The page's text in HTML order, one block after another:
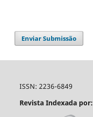
Enviar Submissão
ISSN: 2236-6849
Revista Indexada por: